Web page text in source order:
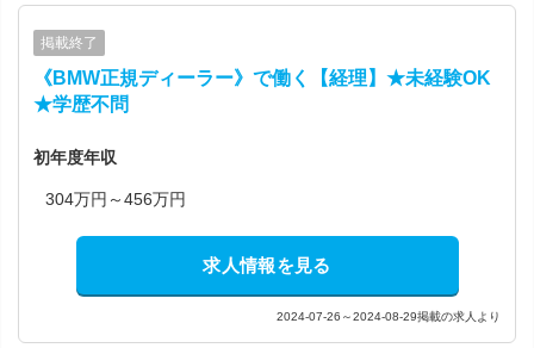
掲載終了
《BMW正規ディーラー》で働く【経理】★未経験OK
★学歴不問
初年度年収
304万円～456万円
求人情報を見る
2024-07-26～2024-08-29掲載の求人より